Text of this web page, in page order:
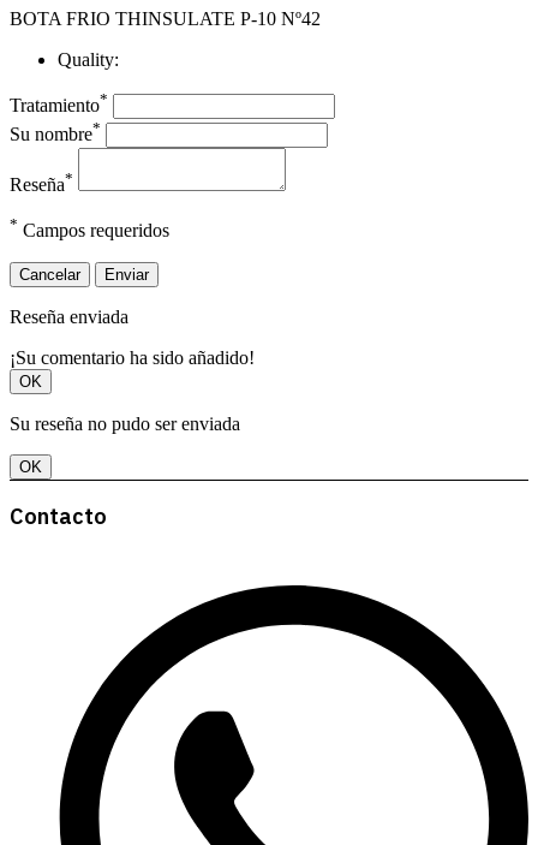
BOTA FRIO THINSULATE P-10 Nº42
Quality:
Tratamiento*
Su nombre*
Reseña*
* Campos requeridos
Cancelar Enviar
Reseña enviada
¡Su comentario ha sido añadido!
OK
Su reseña no pudo ser enviada
OK
Contacto